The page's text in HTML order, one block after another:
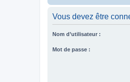
Vous devez être
Nom d’utilisateur :
Mot de passe :